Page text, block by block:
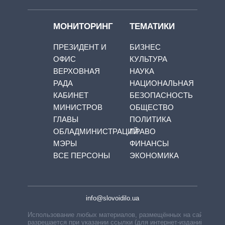
МОНИТОРИНГ
ПРЕЗИДЕНТ И
ОФИС
ВЕРХОВНАЯ
РАДА
КАБИНЕТ
МИНИСТРОВ
ГЛАВЫ
ОБЛАДМИНИСТРАЦИЙ
МЭРЫ
ВСЕ ПЕРСОНЫ
ТЕМАТИКИ
БИЗНЕС
КУЛЬТУРА
НАУКА
НАЦИОНАЛЬНАЯ
БЕЗОПАСНОСТЬ
ОБЩЕСТВО
ПОЛИТИКА
ПРАВО
ФИНАНСЫ
ЭКОНОМИКА
info@slovoidilo.ua
Использование любых материалов, размещённых на сайте,
разрешается при указании ссылки (для интернет-изданий —